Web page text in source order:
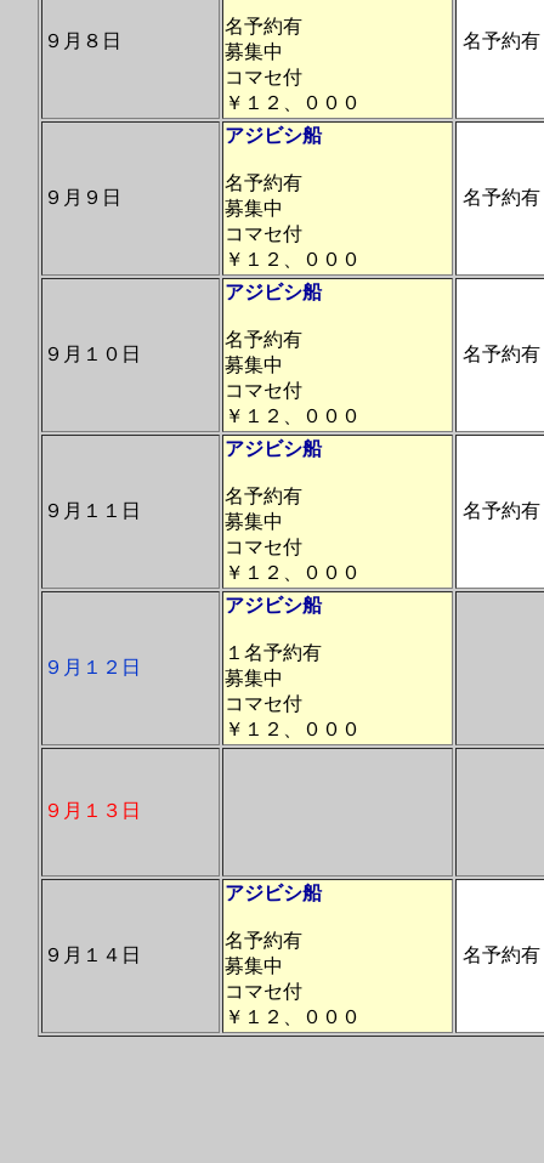
９月８日
名予約有
募集中
コマセ付
￥１２、０００
名予約有
９月９日
アジビシ船
名予約有
募集中
コマセ付
￥１２、０００
名予約有
９月１０日
アジビシ船
名予約有
募集中
コマセ付
￥１２、０００
名予約有
９月１１日
アジビシ船
名予約有
募集中
コマセ付
￥１２、０００
名予約有
９月１２日
アジビシ船
１名予約有
募集中
コマセ付
￥１２、０００
９月１３日
９月１４日
アジビシ船
名予約有
募集中
コマセ付
￥１２、０００
名予約有